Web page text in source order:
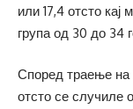
или 17,4 отсто
група од 30 до 34
Според траење на
отсто се случиле